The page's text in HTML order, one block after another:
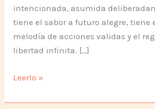
intencionada, asumida
tiene el sabor a futuro alegre, tiene
melodía de acciones validas y el
libertad infinita. […]
Para
Eliana
Leerlo »